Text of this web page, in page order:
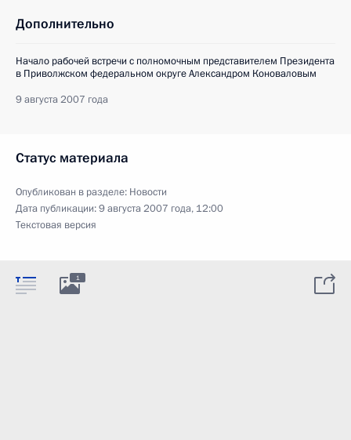
Дополнительно
Начало рабочей встречи с полномочным представителем Президента
в Приволжском федеральном округе Александром Коноваловым
9 августа 2007 года
Статус материала
Опубликован в разделе: Новости
Дата публикации:9 августа 2007 года, 12:00
Текстовая версия
1